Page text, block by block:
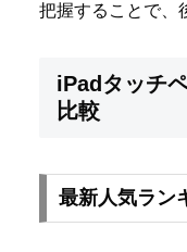
把握することで、
iPadタッチ
比較
最新人気ラン